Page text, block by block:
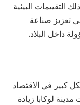
التقييمات البيئية
تعزيز صناعة
داخل البلاد.
كبير في الاقتصاد
لوكابا زيادة